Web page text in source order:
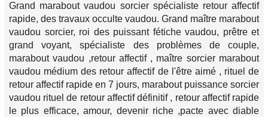
Grand marabout vaudou sorcier spécialiste retour affectif
rapide, des travaux occulte vaudou. Grand maître marabout
vaudou sorcier, roi des puissant fétiche vaudou, prêtre et
grand voyant, spécialiste des problèmes de couple,
marabout vaudou ,retour affectif , maître sorcier marabout
vaudou médium des retour affectif de l'être aimé , rituel de
retour affectif rapide en 7 jours, marabout puissance sorcier
vaudou rituel de retour affectif définitif , retour affectif rapide
le plus efficace, amour, devenir riche ,pacte avec diable